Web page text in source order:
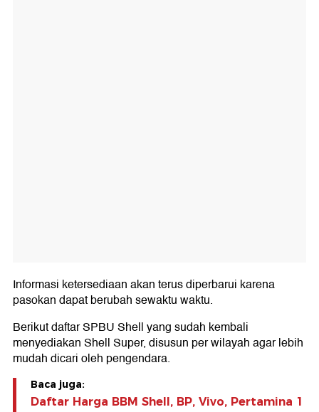
Informasi ketersediaan akan terus diperbarui karena
pasokan dapat berubah sewaktu waktu.
Berikut daftar SPBU Shell yang sudah kembali
menyediakan Shell Super, disusun per wilayah agar lebih
mudah dicari oleh pengendara.
Baca juga:
Daftar Harga BBM Shell, BP, Vivo, Pertamina 1